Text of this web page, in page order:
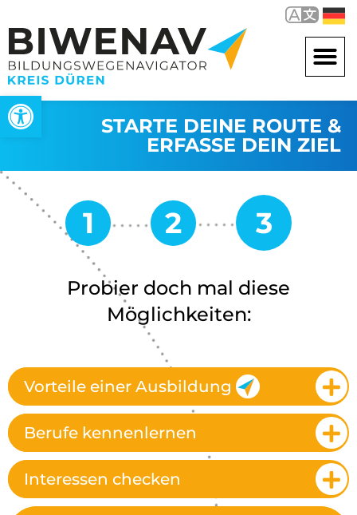
Werkzeugleiste öffnen
STARTE DEINE ROUTE &
ERFASSE DEIN ZIEL
Probier doch mal diese
Möglichkeiten:
Vorteile einer Ausbildung
Berufe kennenlernen
Interessen checken